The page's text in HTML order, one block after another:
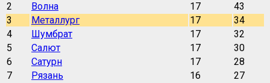
2
Волна 17
43
3
Металлург 17
34
4
Шумбрат 17
32
5
Салют 17
30
6
Сатурн 17
28
7
Рязань 16
27